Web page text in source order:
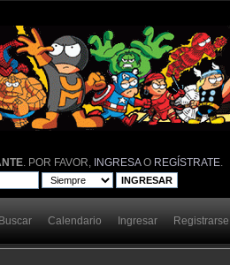
. POR FAVOR, INGRESAO REGÍSTRATE
Buscar Calendario Ingresar Registrarse